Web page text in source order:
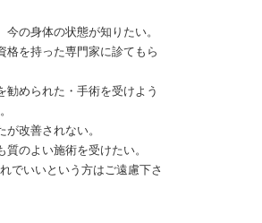
今の身体の状態が知りたい。
格を持った専門家に診てもら
勧められた・手術を受けよう
が改善されない。
質のよい施術を受けたい。
れでいいという方はご遠慮下さ